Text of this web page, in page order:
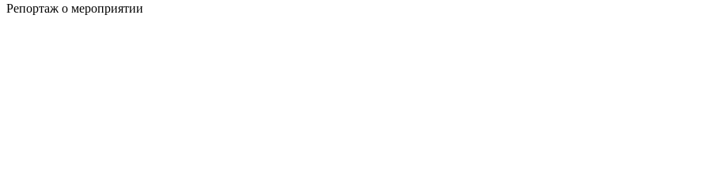
Репортаж о мероприятии